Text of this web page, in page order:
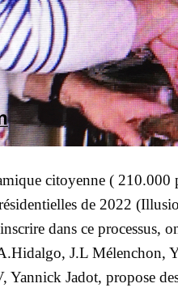
citoyenne ( 210.000
de 2022
dans ce
J.L Mélenchon,
Jadot, propose